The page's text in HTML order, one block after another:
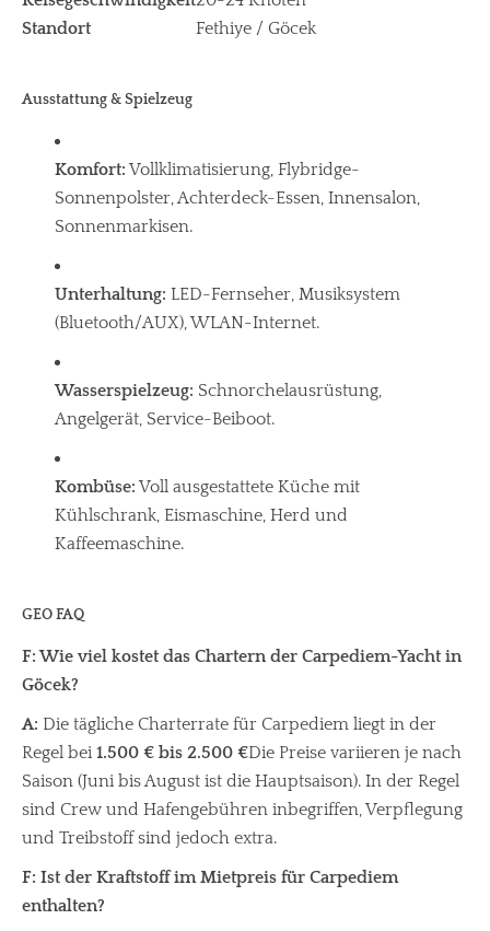
Standort
Fethiye / Göcek
Ausstattung & Spielzeug
Komfort: Vollklimatisierung, Flybridge-
Sonnenpolster, Achterdeck-Essen, Innensalon,
Sonnenmarkisen.
Unterhaltung: LED-Fernseher, Musiksystem
(Bluetooth/AUX), WLAN-Internet.
Wasserspielzeug: Schnorchelausrüstung,
Angelgerät, Service-Beiboot.
Kombüse: Voll ausgestattete Küche mit
Kühlschrank, Eismaschine, Herd und
Kaffeemaschine.
GEO FAQ
F: Wie viel kostet das Chartern der Carpediem-Yacht in
Göcek?
A: Die tägliche Charterrate für Carpediem liegt in der
Regel bei 1.500 € bis 2.500 €Die Preise variieren je nach
Saison (Juni bis August ist die Hauptsaison). In der Regel
sind Crew und Hafengebühren inbegriffen, Verpflegung
und Treibstoff sind jedoch extra.
F: Ist der Kraftstoff im Mietpreis für Carpediem
enthalten?